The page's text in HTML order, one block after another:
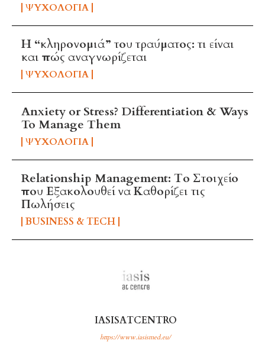
ΨΥΧΟΛΟΓΊΑ
Η “κληρονομιά” του τραύματος: τι είναι
και πώς αναγνωρίζεται
ΨΥΧΟΛΟΓΊΑ
Anxiety or Stress? Differentiation & Ways
To Manage Them
ΨΥΧΟΛΟΓΊΑ
Relationship Management: Το Στοιχείο
που Εξακολουθεί να Καθορίζει τις
Πωλήσεις
BUSINESS & TECH
IASISATCENTRO
https://www.iasismed.eu/